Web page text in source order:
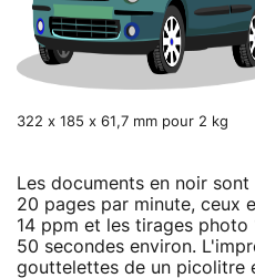
322 x 185 x 61,7 mm pour 2 kg
Les documents en noir
20 pages par minute, ceux
14 ppm et les tirages photo
50 secondes environ.
gouttelettes de un picolitre